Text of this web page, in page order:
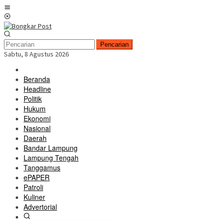
Loncat
ke
konten
Pencarian
Sabtu, 8 Agustus 2026
Beranda
Headline
Politik
Hukum
Ekonomi
Nasional
Daerah
Bandar Lampung
Lampung Tengah
Tanggamus
ePAPER
Patroli
Kuliner
Advertorial